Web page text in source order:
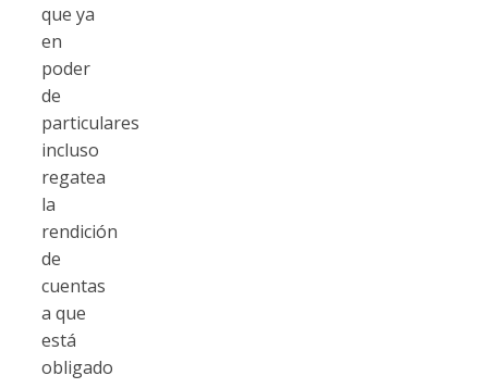
que ya
en
poder
de
particulares
incluso
regatea
la
rendición
de
cuentas
a que
está
obligado